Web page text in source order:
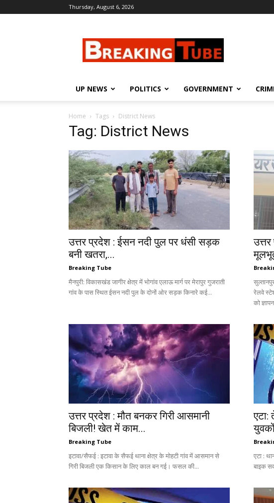
Thursday, August 6, 2026
UP NEWS POLITICS GOVERNMENT
Home Tags District News
Tag: District News
उत्तर प्रदेश : ईसन नदी पुल पर धंसी सड़क
बनी खतरा,...
Breaking Tube
मैनपुरी: विकासखंड जागीर क्षेत्र में भोगांव एलाऊ मार्ग पर मेरापुर गुजराती
गांव के पास स्थित ईसन नदी पुल के दोनों ओर सड़क किनारे कई...
रेलवे
को
उत्तर प्रदेश : मौत बनकर गिरी आसमानी
बिजली! खेत में काम...
Breaking Tube
इटावा/सैफई : इटावा के सैफई थाना क्षेत्र के मोहटी गांव में आसमान से
गिरी बिजली एक किसान के लिए काल बन गई। फसल की...
एटा:
एटा :
बाइक